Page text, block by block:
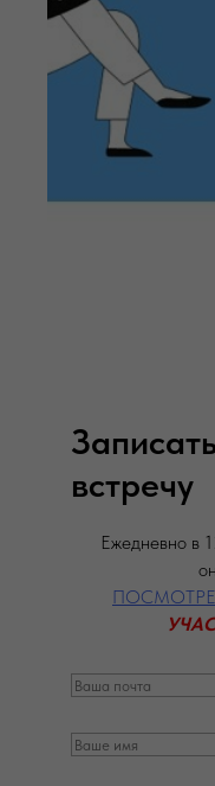
встречу
Ежедневно в